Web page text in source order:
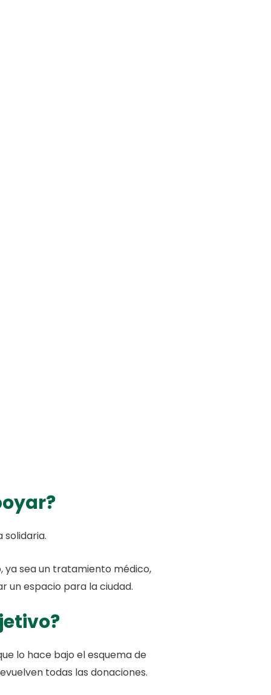
solidaria.
ya sea un tratamiento médico,
un espacio para la ciudad.
lo hace bajo el esquema de
todas las donaciones.